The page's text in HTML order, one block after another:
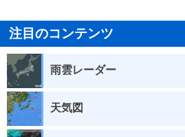
注目のコンテンツ
雨雲レーダー
天気図